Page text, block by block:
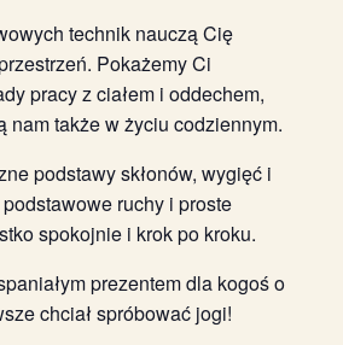
technik nauczą Cię
Pokażemy Ci
pracy z ciałem i oddechem,
nam także w życiu codziennym.
podstawy skłonów, wygięć i
ruchy i proste
spokojnie i krok po kroku.
prezentem dla kogoś o
chciał spróbować jogi!